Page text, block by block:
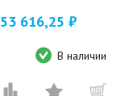
53 616,25 ₽
В наличии